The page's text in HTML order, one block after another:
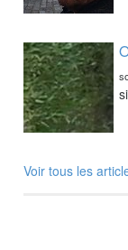
Voir tous les